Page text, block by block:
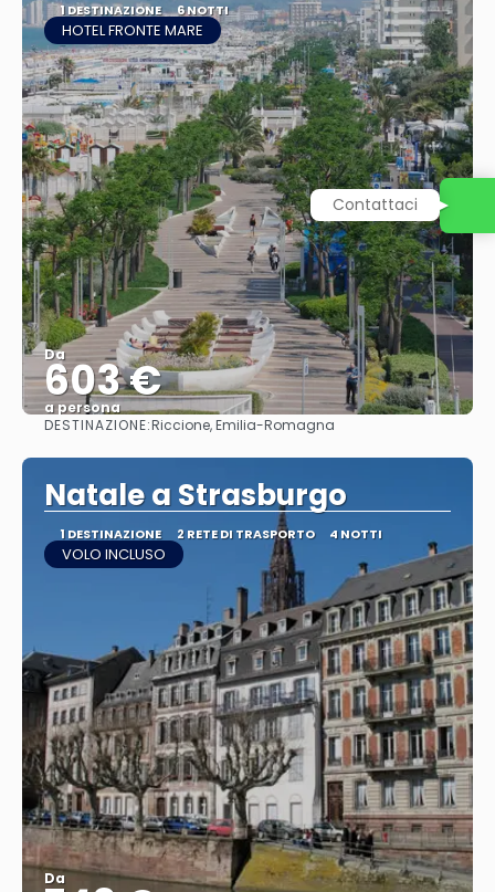
1 DESTINAZIONE 6 NOTTI
HOTEL FRONTE MARE
Da
603 €
a persona
Vedere
DESTINAZIONE:Riccione, Emilia-Romagna
Natale a Strasburgo
1 DESTINAZIONE 2 RETE DI TRASPORTO 4 NOTTI
VOLO INCLUSO
Da
Contattaci